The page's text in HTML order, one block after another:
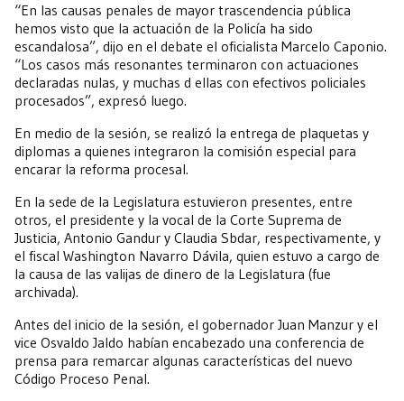
“En las causas penales de mayor trascendencia pública
hemos visto que la actuación de la Policía ha sido
escandalosa”, dijo en el debate el oficialista Marcelo Caponio.
“Los casos más resonantes terminaron con actuaciones
declaradas nulas, y muchas d ellas con efectivos policiales
procesados”, expresó luego.
En medio de la sesión, se realizó la entrega de plaquetas y
diplomas a quienes integraron la comisión especial para
encarar la reforma procesal.
En la sede de la Legislatura estuvieron presentes, entre
otros, el presidente y la vocal de la Corte Suprema de
Justicia, Antonio Gandur y Claudia Sbdar, respectivamente, y
el fiscal Washington Navarro Dávila, quien estuvo a cargo de
la causa de las valijas de dinero de la Legislatura (fue
archivada).
Antes del inicio de la sesión, el gobernador Juan Manzur y el
vice Osvaldo Jaldo habían encabezado una conferencia de
prensa para remarcar algunas características del nuevo
Código Proceso Penal.